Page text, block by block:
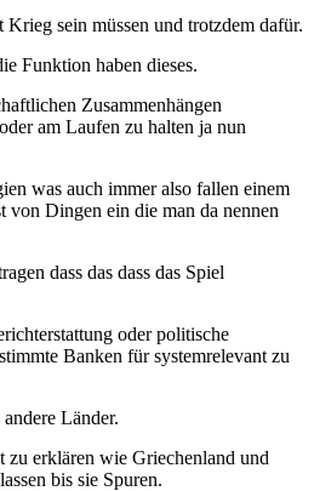
Krieg sein müssen und trotzdem dafür.
Funktion haben dieses.
Zusammenhängen
am Laufen zu halten ja nun
was auch immer also fallen einem
von Dingen ein die man da nennen
dass das dass das Spiel
oder politische
Banken für systemrelevant zu
Länder.
erklären wie Griechenland und
bis sie Spuren.